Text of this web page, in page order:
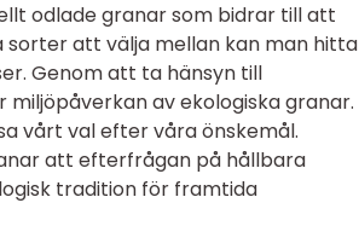
odlade granar som bidrar till att
sorter att välja mellan kan man hitta
Genom att ta hänsyn till
av ekologiska granar.
vårt val efter våra önskemål.
att efterfrågan på hållbara
tradition för framtida